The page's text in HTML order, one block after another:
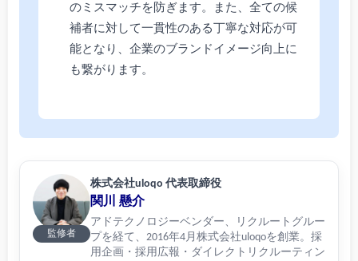
のミスマッチを防ぎます。また、全ての候
補者に対して一貫性のある丁寧な対応が可
能となり、企業のブランドイメージ向上に
も繋がります。
監修者
株式会社uloqo 代表取締役
関川 懸介
アドテクノロジーベンダー、リクルートグルー
プを経て、2016年4月株式会社uloqoを創業。採
用企画・採用広報・ダイレクトリクルーティン